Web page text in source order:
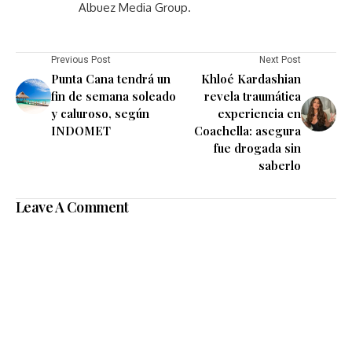
Albuez Media Group.
Previous Post
Punta Cana tendrá un
fin de semana soleado
y caluroso, según
INDOMET
Next Post
Khloé Kardashian
revela traumática
experiencia en
Coachella: asegura
fue drogada sin
saberlo
Leave A Comment